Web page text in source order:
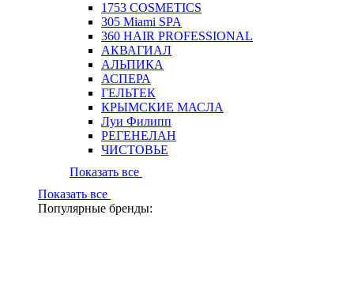
1753 COSMETICS
305 Miami SPA
360 HAIR PROFESSIONAL
АКВАГИАЛ
АЛЬПИКА
АСПЕРА
ГЕЛЬТЕК
КРЫМСКИЕ МАСЛА
Луи Филипп
РЕГЕНЕЛАН
ЧИСТОВЬЕ
Показать все
Показать все
Популярные бренды: